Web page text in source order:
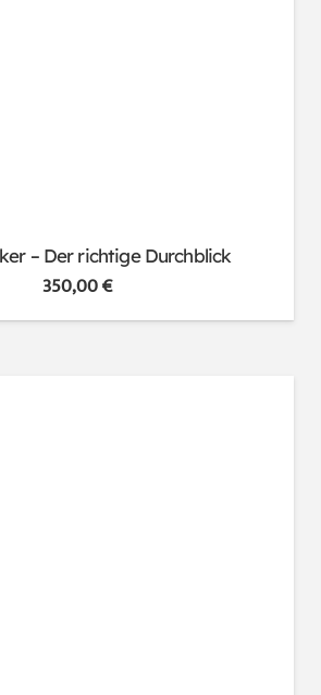
– Der richtige Durchblick
350,00€